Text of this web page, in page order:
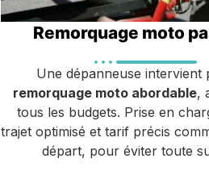
Remorquage moto
Une dépanneuse intervient
remorquage moto abordable,
tous les budgets. Prise en
trajet optimisé et tarif précis
départ, pour éviter toute